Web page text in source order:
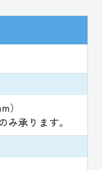
）
承ります。